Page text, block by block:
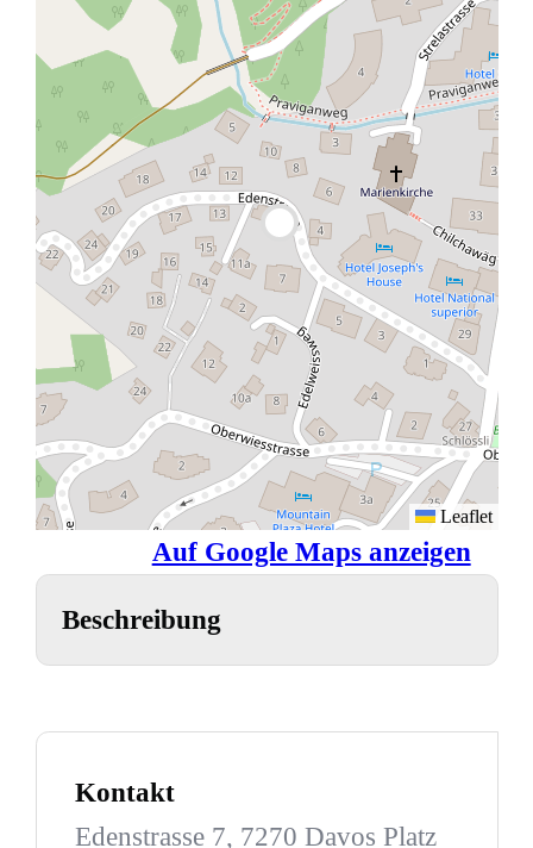
Leaflet
Auf Google Maps anzeigen
Beschreibung
Kontakt
Edenstrasse 7, 7270 Davos Platz